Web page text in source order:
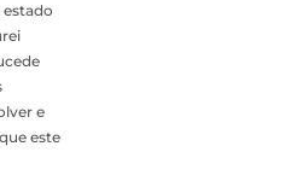
estado
e
este